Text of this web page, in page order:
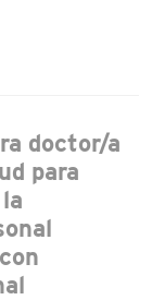
doctor/a
para